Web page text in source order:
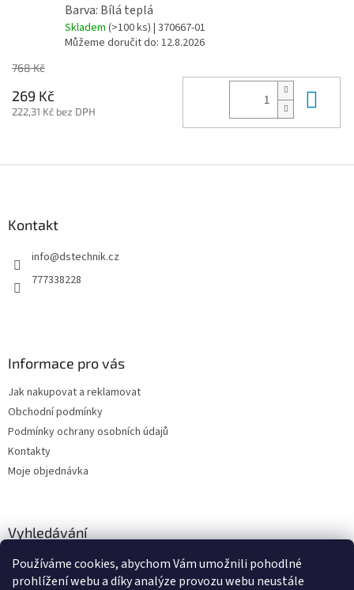
Používáme cookies, abychom Vám umožnili pohodlné
prohlížení webu a díky analýze provozu webu neustále
Barva: Bílá teplá
Skladem (>100 ks) | 370667-01
Můžeme doručit do: 12.8.2026
768 Kč
269 Kč
222,31 Kč bez DPH
Kontakt
info@dstechnik.cz
777338228
Informace pro vás
Jak nakupovat a reklamovat
Obchodní podmínky
Podmínky ochrany osobních údajů
Kontakty
Moje objednávka
Vyhledávání